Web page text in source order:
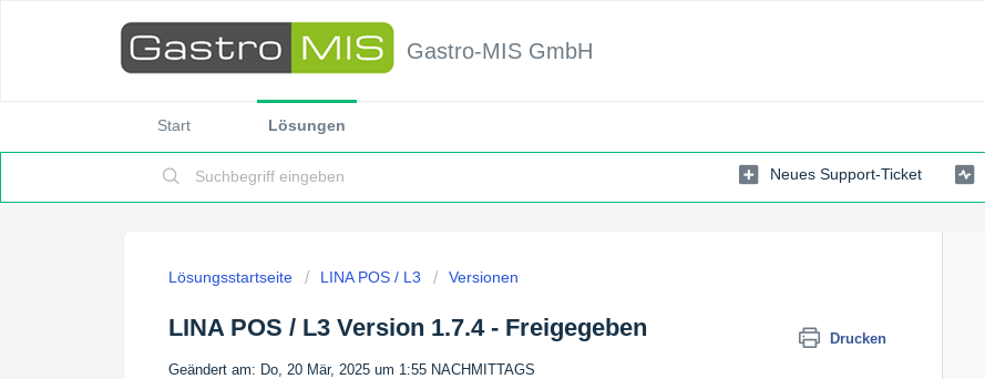
Gastro-MIS GmbH
Start Lösungen
Neues Support-Ticket
Lösungsstartseite LINA POS / L3 Versionen
LINA POS / L3 Version 1.7.4 - Freigegeben
Drucken
Geändert am: Do, 20 Mär, 2025 um 1:55 NACHMITTAGS